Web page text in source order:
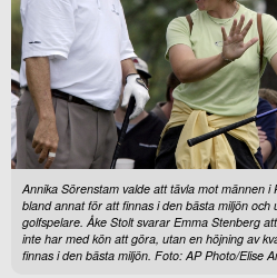
Annika Sörenstam valde att tävla mot männen i
bland annat för att finnas i den bästa miljön och
golfspelare. Åke Stolt svarar Emma Stenberg
inte har med kön att göra, utan en höjning av
finnas i den bästa miljön. Foto: AP Photo/Elise